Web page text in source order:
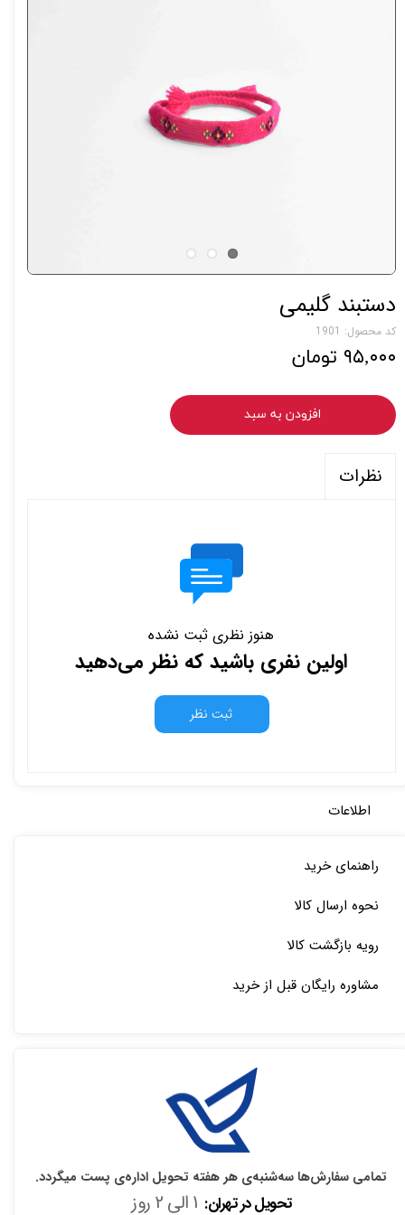
دستبند گلیمی
کد محصول: 1901
۹۵,۰۰۰ تومان
افزودن به سبد
نظرات
هنوز نظری ثبت نشده
اولین نفری باشید که نظر می‌دهید
ثبت نظر
راهنمای خرید
نحوه ارسال کالا
رویه بازگشت کالا
مشاوره رایگان قبل از خرید
تمامی سفارش‌ها سه‌شنبه‌ی هر هفته تحویل اداره‌ی پست میگردد.
تحویل در تهران:
اطلاعات